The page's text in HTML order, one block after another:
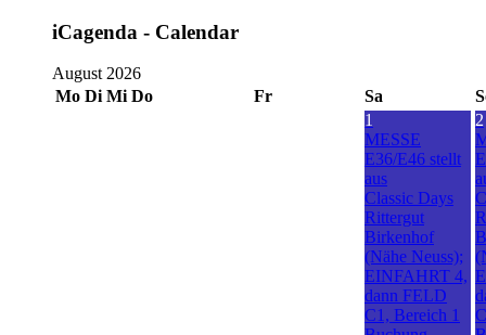
iCagenda - Calendar
August 2026
Mo Di Mi Do Fr Sa
1
MESSE
E36/E46 stellt
aus
Classic Days
Rittergut
Birkenhof
(Nähe Neuss);
EINFAHRT 4,
dann FELD
C1, Bereich 1
2